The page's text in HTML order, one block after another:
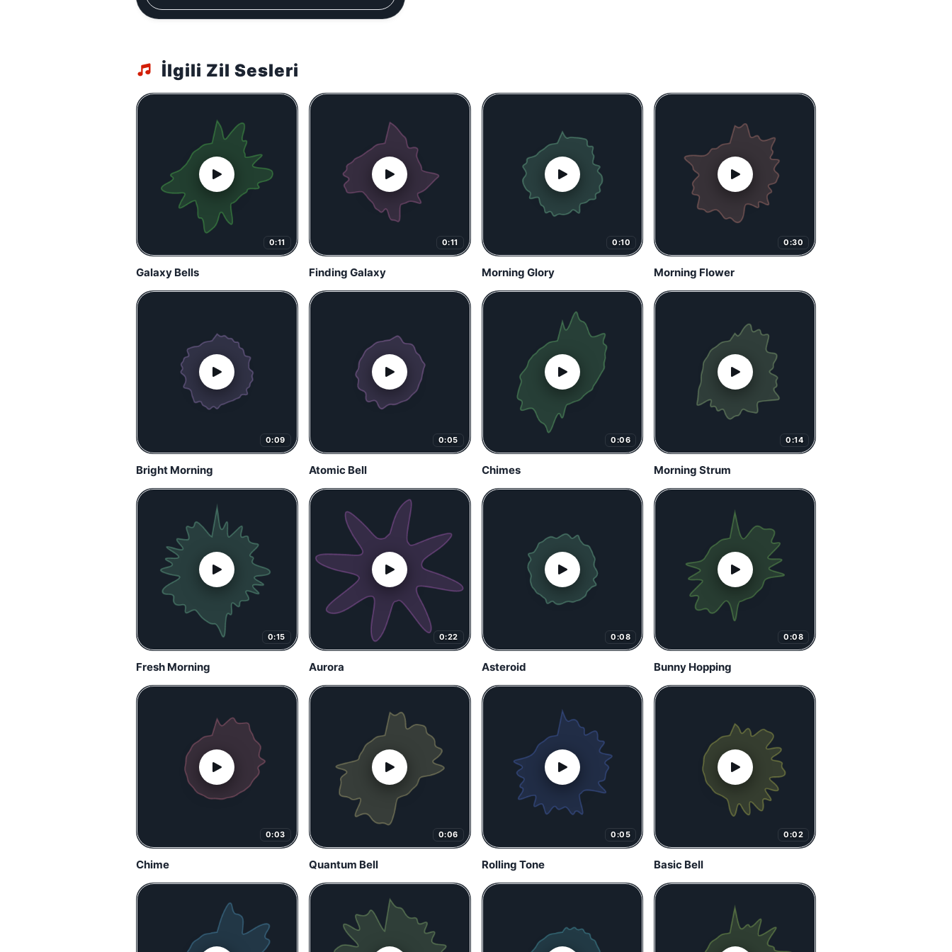
İlgili Zil Sesleri
0:11
Galaxy Bells
0:11
Finding Galaxy
0:10
Morning Glory
0:30
Morning Flower
0:09
Bright Morning
0:05
Atomic Bell
0:06
Chimes
0:14
Morning Strum
0:15
Fresh Morning
0:22
Aurora
0:08
Asteroid
0:08
Bunny Hopping
0:03
Chime
0:06
Quantum Bell
0:05
Rolling Tone
0:02
Basic Bell